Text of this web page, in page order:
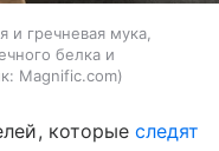
и гречневая мука,
белка и
Magnific.com
которыеследят